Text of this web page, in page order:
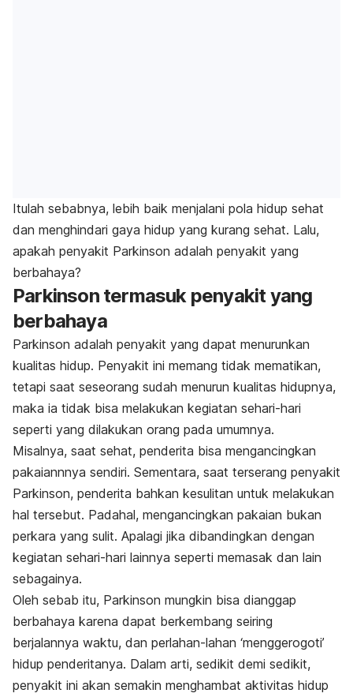
Itulah sebabnya, lebih baik menjalani pola hidup sehat
dan menghindari gaya hidup yang kurang sehat. Lalu,
apakah penyakit Parkinson adalah penyakit yang
berbahaya?
Parkinson termasuk penyakit yang
berbahaya
Parkinson adalah penyakit yang dapat menurunkan
kualitas hidup. Penyakit ini memang tidak mematikan,
tetapi saat seseorang sudah menurun kualitas hidupnya,
maka ia tidak bisa melakukan kegiatan sehari-hari
seperti yang dilakukan orang pada umumnya.
Misalnya, saat sehat, penderita bisa mengancingkan
pakaiannnya sendiri. Sementara, saat terserang penyakit
Parkinson, penderita bahkan kesulitan untuk melakukan
hal tersebut. Padahal, mengancingkan pakaian bukan
perkara yang sulit. Apalagi jika dibandingkan dengan
kegiatan sehari-hari lainnya seperti memasak dan lain
sebagainya.
Oleh sebab itu, Parkinson mungkin bisa dianggap
berbahaya karena dapat berkembang seiring
berjalannya waktu, dan perlahan-lahan ‘menggerogoti’
hidup penderitanya. Dalam arti, sedikit demi sedikit,
penyakit ini akan semakin menghambat aktivitas hidup